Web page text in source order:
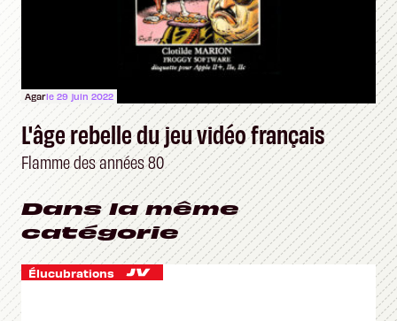
Agarle 29 juin 2022
L'âge rebelle du jeu vidéo français
Flamme des années 80
Dans la même
catégorie
Élucubrations